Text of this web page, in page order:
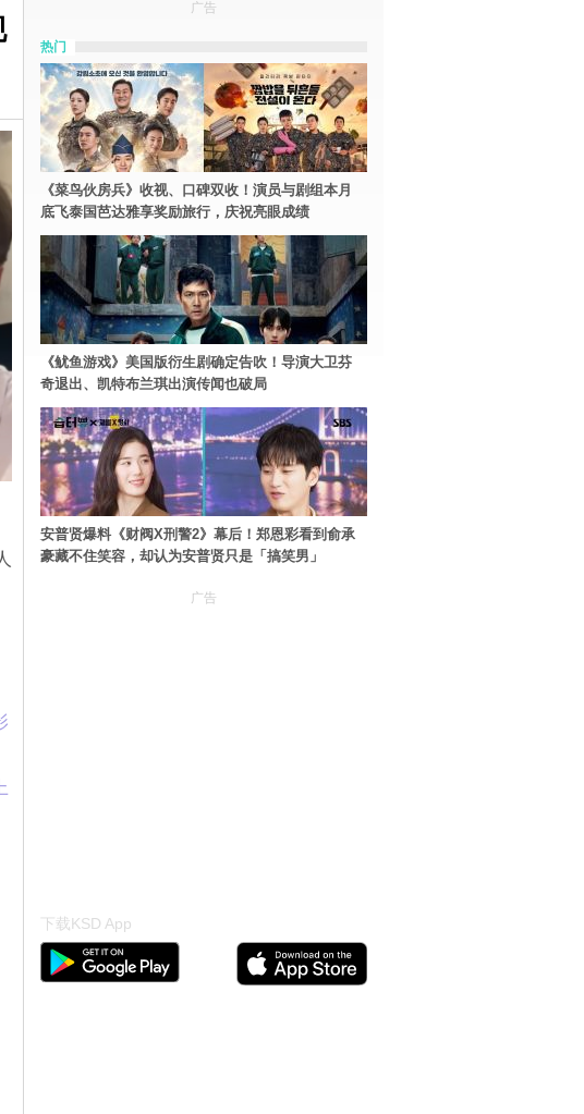
广告
热门
《菜鸟伙房兵》收视、口碑双收！演员与剧组本月
底飞泰国芭达雅享奖励旅行，庆祝亮眼成绩
《鱿鱼游戏》美国版衍生剧确定告吹！导演大卫芬
奇退出、凯特布兰琪出演传闻也破局
安普贤爆料《财阀X刑警2》幕后！郑恩彩看到俞承
豪藏不住笑容，却认为安普贤只是「搞笑男」
广告
下载KSD App